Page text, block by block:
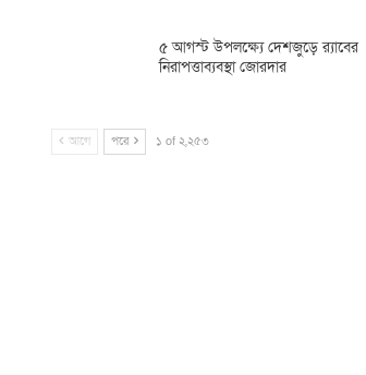
৫ আগস্ট উপলক্ষ্যে দেশজুড়ে র‌্যাবের
নিরাপত্তাব্যবস্থা জোরদার
আগে পরে ১ of ২,২৫৩